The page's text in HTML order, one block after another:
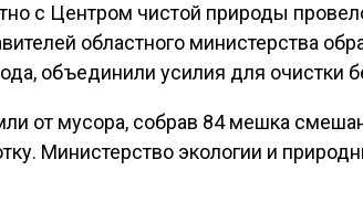
с Центром чистой природы
областного министерства
объединили усилия для очистки
от мусора, собрав 84 мешка
Министерство экологии и